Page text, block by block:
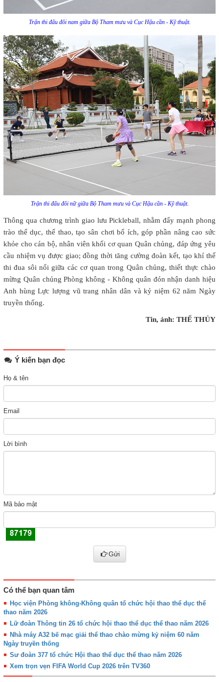
Trận thi đấu đôi nam giữa Bộ Tham mưu và Cục Hậu cần - Kỹ thuật.
Trận thi đấu đôi nữ giữa Bộ Tham mưu và Cục Hậu cần - Kỹ thuật.
Thông qua chương trình giao lưu Pickleball, nhằm đẩy mạnh phong
trào thể dục, thể thao, tạo sân chơi bổ ích, góp phần nâng cao sức
khỏe cho cán bộ, nhân viên khối cơ quan Quân chủng, đáp ứng yêu
cầu nhiệm vụ được giao; đồng thời tăng cường đoàn kết, tạo khí thế
thi đua sôi nổi giữa các cơ quan trong Quân chủng, thiết thực chào
mừng Quân chủng Phòng không - Không quân đón nhận danh hiệu
Anh hùng Lực lượng vũ trang nhân dân và kỷ niệm 62 năm Ngày
truyền thống.
Tin, ảnh: THẾ THỦY
Ý kiến bạn đọc
Họ & tên
Email
Lời bình
Mã bảo mật
Gửi
Có thể bạn quan tâm
Học viện Phòng không-Không quân tổ chức hội thao thể dục thể
thao năm 2026
Lữ đoàn Thông tin 26 tổ chức hội thao thể dục thể thao năm 2026
Nhà máy A32 bế mạc giải thể thao chào mừng kỷ niệm 60 năm
Ngày truyền thống
Sư đoàn 377 tổ chức Hội thao thể dục thể thao năm 2026
Xem trọn vẹn FIFA World Cup 2026 trên TV360